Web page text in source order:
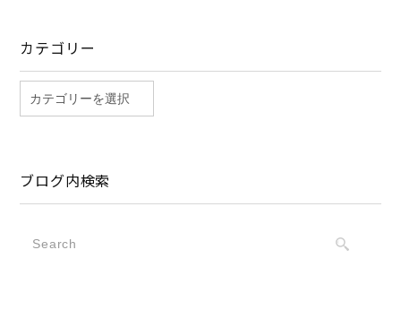
カテゴリー
ブログ内検索